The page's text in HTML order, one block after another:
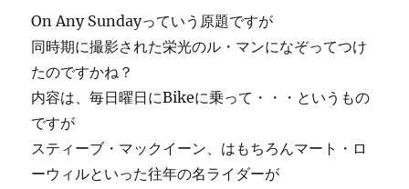
On Any Sundayっていう原題ですが
同時期に撮影された栄光のル・マンになぞってつけ
たのですかね？
内容は、毎日曜日にBikeに乗って・・・というもの
ですが
スティーブ・マックイーン、はもちろんマート・ロ
ーウィルといった往年の名ライダーが